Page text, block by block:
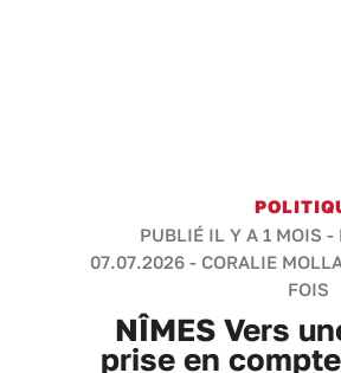
PUBLIÉ IL Y A 1 MOIS -
07.07.2026 - CORALIE
FOIS
NÎMES Vers
prise en